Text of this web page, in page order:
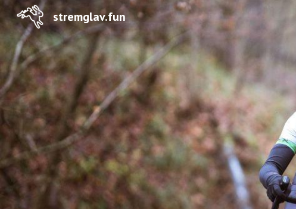
Skip to
stremglav.fun